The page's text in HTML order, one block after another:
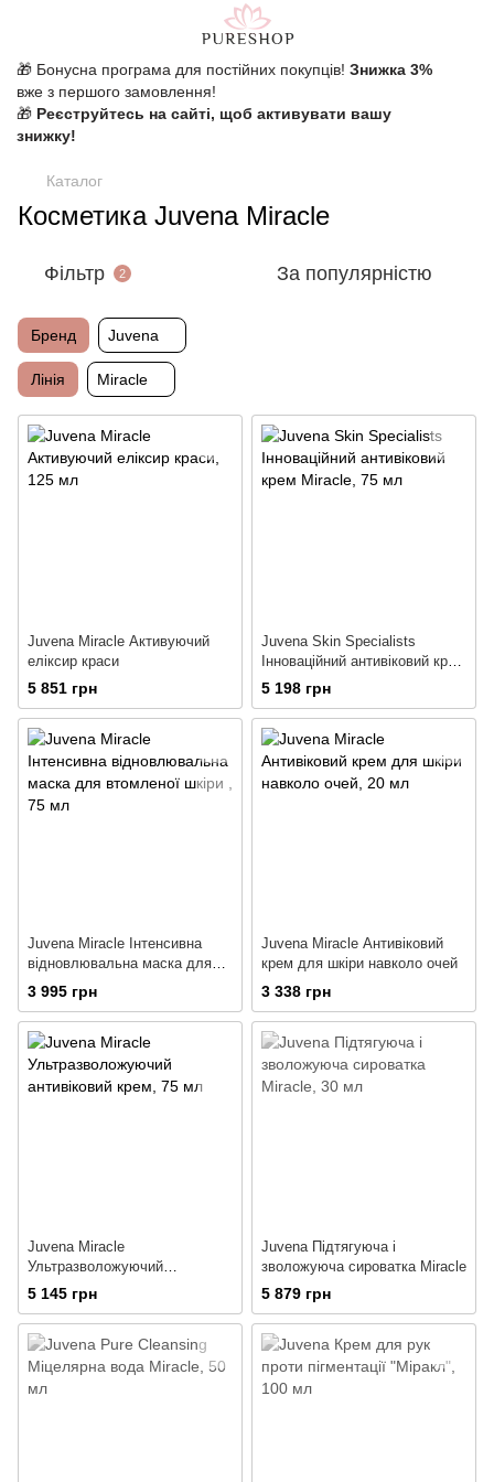
🎁 Бонусна програма для постійних покупців! Знижка 3%
вже з першого замовлення!
🎁 Реєструйтесь на сайті, щоб активувати вашу
знижку!
Каталог
Косметика Juvena Miracle
Фільтр 2 За популярністю
Бренд Juvena
Лінія Miracle
Juvena Miracle Активуючий
еліксир краси
5 851 грн
Juvena Skin Specialists
Інноваційний антивіковий крем
Miracle
5 198 грн
Juvena Miracle Інтенсивна
відновлювальна маска для
втомленої шкіри
3 995 грн
Juvena Miracle Антивіковий
крем для шкіри навколо очей
3 338 грн
Juvena Miracle
Ультразволожуючий
антивіковий крем
5 145 грн
Juvena Підтягуюча і
зволожуюча сироватка Miracle
5 879 грн